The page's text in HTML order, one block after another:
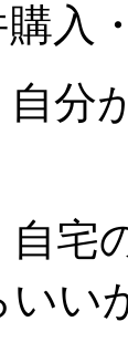
入
分
宅
いい